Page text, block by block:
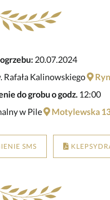
20.07.2024
Rafała Kalinowskiego
do grobu o godz.12:00
w Pile Motylewska
SMS